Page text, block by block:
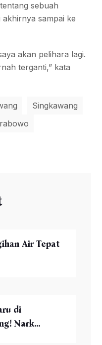
sebuah
akhirnya sampai ke
akan pelihara lagi.
terganti,” kata
Singkawang
Air Tepat
di
Nark...